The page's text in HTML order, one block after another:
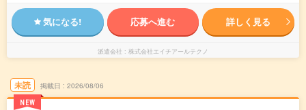
気になる! 応募へ進む 詳しく見る
派遣会社 株式会社エイチアールテクノ
未読
NEW
掲載日 2026/08/06